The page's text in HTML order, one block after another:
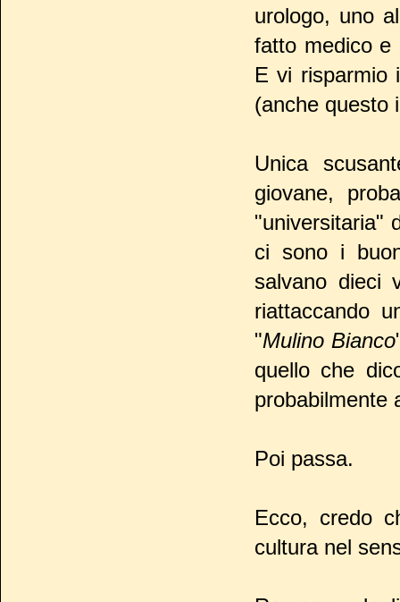
urologo, uno
fatto medico e
E vi risparmio
(anche questo
Unica
giovane,
"universitaria"
ci sono i
salvano dieci
riattaccando
"Mulino Bianco
quello che
probabilmente
Poi passa.
Ecco, credo
cultura nel